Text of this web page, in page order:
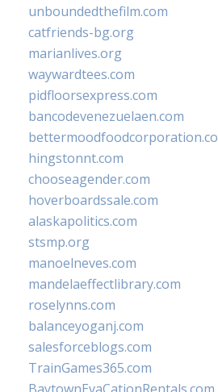
unboundedthefilm.com
catfriends-bg.org
marianlives.org
waywardtees.com
pidfloorsexpress.com
bancodevenezuelaen.com
hingstonnt.com
chooseagender.com
hoverboardssale.com
alaskapolitics.com
stsmp.org
manoelneves.com
mandelaeffectlibrary.com
roselynns.com
balanceyoganj.com
salesforceblogs.com
TrainGames365.com